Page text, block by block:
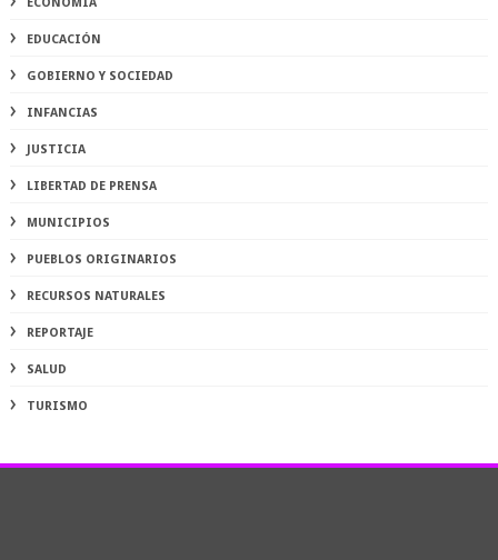
EDUCACIÓN
GOBIERNO Y SOCIEDAD
INFANCIAS
JUSTICIA
LIBERTAD DE PRENSA
MUNICIPIOS
PUEBLOS ORIGINARIOS
RECURSOS NATURALES
REPORTAJE
SALUD
TURISMO